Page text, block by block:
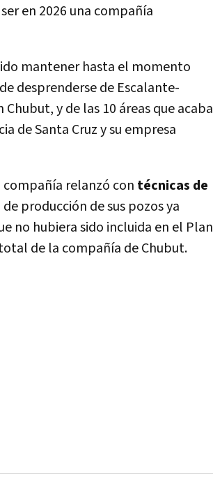
en 2026 una compañía
mantener hasta el momento
desprenderse de Escalante-
y de las 10 áreas que acaba
de Santa Cruz y su empresa
relanzó con técnicas de
producción de sus pozos ya
no hubiera sido incluida en el Plan
de la compañía de Chubut.